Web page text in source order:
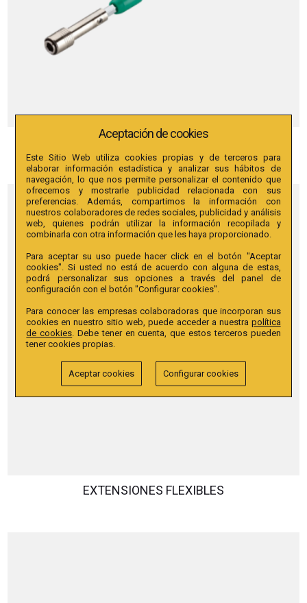
EXTENSIONES FIJAS
EXTENSIONES FLEXIBLES
Aceptación de cookies
Este Sitio Web utiliza cookies propias y de terceros para
elaborar información estadística y analizar sus hábitos de
navegación, lo que nos permite personalizar el contenido que
ofrecemos y mostrarle publicidad relacionada con sus
preferencias. Además, compartimos la información con
nuestros colaboradores de redes sociales, publicidad y análisis
web, quienes podrán utilizar la información recopilada y
combinarla con otra información que les haya proporcionado.
Para aceptar su uso puede hacer click en el botón "Aceptar
cookies". Si usted no está de acuerdo con alguna de estas,
podrá personalizar sus opciones a través del panel de
configuración con el botón "Configurar cookies".
Para conocer las empresas colaboradoras que incorporan sus
cookies en nuestro sitio web, puede acceder a nuestra política
de cookies. Debe tener en cuenta, que estos terceros pueden
tener cookies propias.
Aceptar cookies Configurar cookies